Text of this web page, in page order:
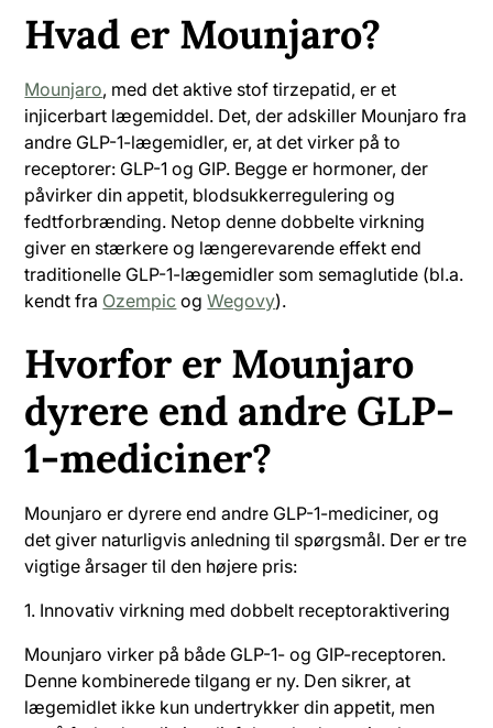
Hvad er Mounjaro?
Mounjaro, med det aktive stoftirzepatid, er et
injicerbart lægemiddel. Det, der adskiller Mounjaro fra
andre GLP-1-lægemidler, er, at det virker på to
receptorer: GLP-1 og GIP. Begge er hormoner, der
påvirker din appetit, blodsukkerregulering og
fedtforbrænding. Netop denne dobbelte virkning
giver en stærkere og længerevarende effekt end
traditionelle GLP-1-lægemidler som semaglutide (bl.a.
kendt fra Ozempic ogWegovy).
Hvorfor er Mounjaro
dyrere end andre GLP-
1-mediciner?
Mounjaro er dyrere end andre GLP-1-mediciner, og
det giver naturligvis anledning til spørgsmål. Der er tre
vigtige årsager til den højere pris:
1. Innovativ virkning med dobbelt receptoraktivering
Mounjaro virker på både GLP-1- og GIP-receptoren.
Denne kombinerede tilgang er ny. Den sikrer, at
lægemidlet ikke kun undertrykker din appetit, men